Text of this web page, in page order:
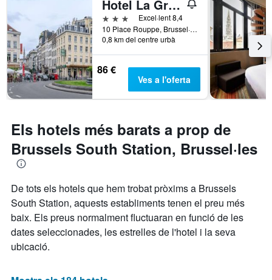
Hotel La Grande Cloche
3 estrellesExcel·lent 8,4
10 Place Rouppe, Brussel·les, Bèlgica
0,8 km del centre urbà
86 €
Ves a l'oferta
Els hotels més barats a prop de
Brussels South Station, Brussel·les
De tots els hotels que hem trobat pròxims a Brussels
South Station, aquests establiments tenen el preu més
baix. Els preus normalment fluctuaran en funció de les
dates seleccionades, les estrelles de l'hotel i la seva
ubicació.